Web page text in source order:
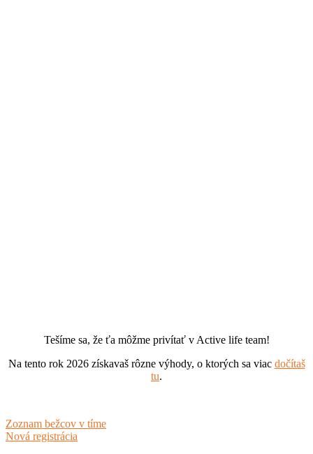
Tešíme sa, že ťa môžme privítať v Active life team!
Na tento rok 2026 získavaš rôzne výhody, o ktorých sa viac dočítaš
tu.
Zoznam bežcov v tíme
Nová registrácia